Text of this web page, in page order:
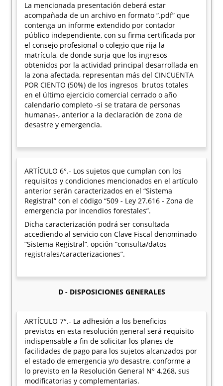
La mencionada presentación deberá estar
acompañada de un archivo en formato “.pdf” que
contenga un informe extendido por contador
público independiente, con su firma certificada por
el consejo profesional o colegio que rija la
matrícula, de donde surja que los ingresos
obtenidos por la actividad principal desarrollada en
la zona afectada, representan más del CINCUENTA
POR CIENTO (50%) de los ingresos brutos totales
en el último ejercicio comercial cerrado o año
calendario completo -si se tratara de personas
humanas-, anterior a la declaración de zona de
desastre y emergencia.
ARTÍCULO 6°.- Los sujetos que cumplan con los
requisitos y condiciones mencionados en el artículo
anterior serán caracterizados en el “Sistema
Registral” con el código “509 - Ley 27.616 - Zona de
emergencia por incendios forestales”.
Dicha caracterización podrá ser consultada
accediendo al servicio con Clave Fiscal denominado
“Sistema Registral”, opción “consulta/datos
registrales/caracterizaciones”.
D - DISPOSICIONES GENERALES
ARTÍCULO 7°.- La adhesión a los beneficios
previstos en esta resolución general será requisito
indispensable a fin de solicitar los planes de
facilidades de pago para los sujetos alcanzados por
el estado de emergencia y/o desastre, conforme a
lo previsto en la Resolución General N° 4.268, sus
modificatorias y complementarias.